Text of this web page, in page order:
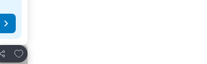
Teilen
Zu Favoriten hinzufügen